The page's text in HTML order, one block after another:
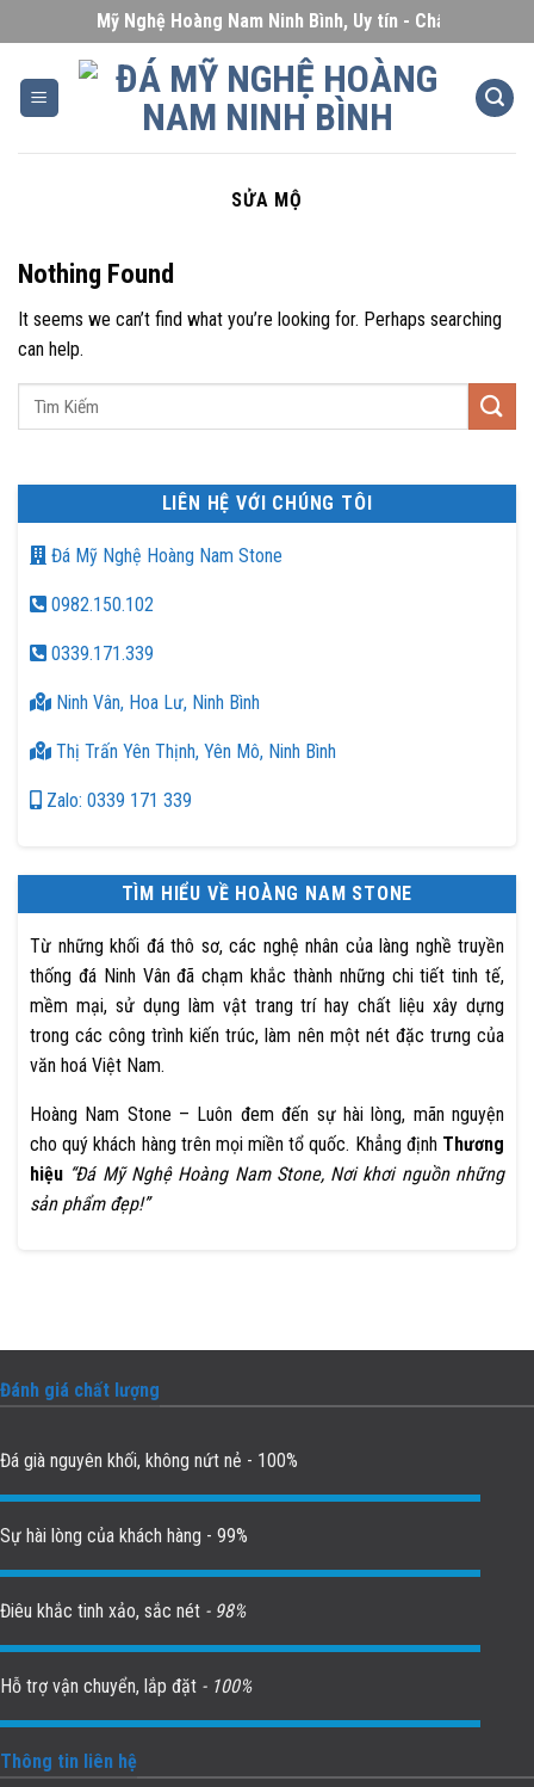
to
content
Đá Mỹ Nghệ Hoàng Nam Ninh Bình, Uy tín - Chất lượng -
SỬA MỘ
LIÊN HỆ VỚI CHÚNG TÔI
Đá Mỹ Nghệ Hoàng Nam Stone
0982.150.102
0339.171.339
Ninh Vân, Hoa Lư, Ninh Bình
Thị Trấn Yên Thịnh, Yên Mô, Ninh Bình
Zalo: 0339 171 339
TÌM HIỂU VỀ HOÀNG NAM STONE
Từ những khối đá thô sơ, các nghệ nhân của làng nghề truyền
thống đá Ninh Vân đã chạm khắc thành những chi tiết tinh tế,
mềm mại, sử dụng làm vật trang trí hay chất liệu xây dựng
trong các công trình kiến trúc, làm nên một nét đặc trưng của
văn hoá Việt Nam.
Hoàng Nam Stone – Luôn đem đến sự hài lòng, mãn nguyện
cho quý khách hàng trên mọi miền tổ quốc. Khẳng định Thương
hiệu “Đá Mỹ Nghệ Hoàng Nam Stone, Nơi khơi nguồn những
sản phẩm đẹp!”
Nothing Found
It seems we can’t find what you’re looking for. Perhaps searching
can help.
Đánh giá chất lượng
Đá già nguyên khối, không nứt nẻ - 100%
Sự hài lòng của khách hàng - 99%
Điêu khắc tinh xảo, sắc nét - 98%
Hỗ trợ vận chuyển, lắp đặt - 100%
Thông tin liên hệ